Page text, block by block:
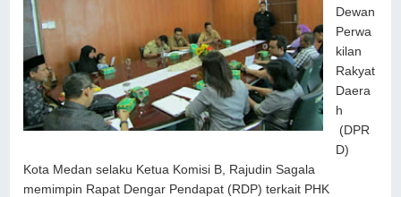
Dewan
Perwa
kilan
Rakyat
Daera
h
(DPR
D)
Kota Medan selaku Ketua Komisi B, Rajudin Sagala
memimpin Rapat Dengar Pendapat (RDP) terkait PHK